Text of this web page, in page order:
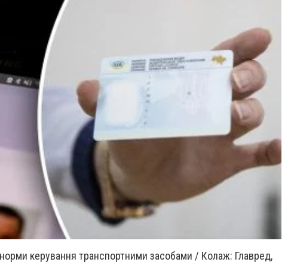
норми керування транспортними засобами / Колаж: Главред,